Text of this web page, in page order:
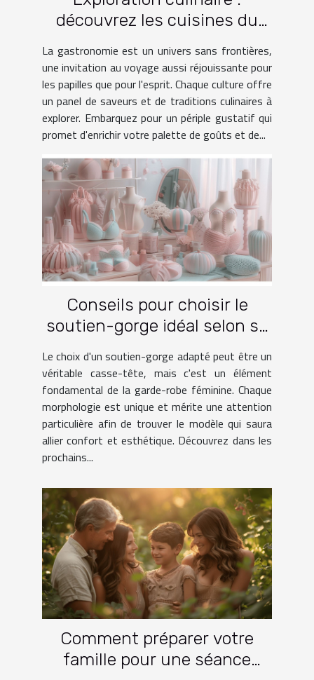
découvrez les cuisines du
monde à travers le voyage
La gastronomie est un univers sans frontières,
une invitation au voyage aussi réjouissante pour
les papilles que pour l'esprit. Chaque culture offre
un panel de saveurs et de traditions culinaires à
explorer. Embarquez pour un périple gustatif qui
promet d'enrichir votre palette de goûts et de...
Conseils pour choisir le
soutien-gorge idéal selon sa
Le choix d'un soutien-gorge adapté peut être un
véritable casse-tête, mais c'est un élément
fondamental de la garde-robe féminine. Chaque
morphologie est unique et mérite une attention
particulière afin de trouver le modèle qui saura
allier confort et esthétique. Découvrez dans les
prochains...
Comment préparer votre
famille pour une séance